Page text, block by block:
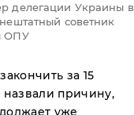
делегации Украины в
советник
ОПУ
за 15
причину,
уже